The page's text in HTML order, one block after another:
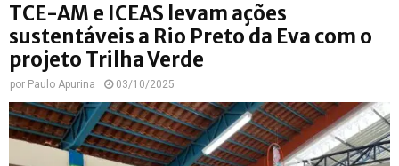
TCE-AM e ICEAS levam ações
sustentáveis a Rio Preto da Eva com o
projeto Trilha Verde
por Paulo Apurina 03/10/2025